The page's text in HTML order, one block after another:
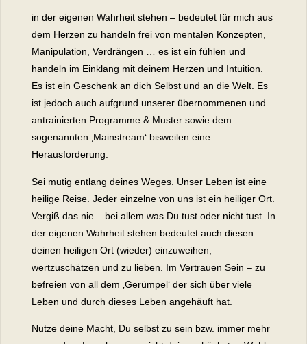
in der eigenen Wahrheit stehen – bedeutet für mich aus
dem Herzen zu handeln frei von mentalen Konzepten,
Manipulation, Verdrängen … es ist ein fühlen und
handeln im Einklang mit deinem Herzen und Intuition.
Es ist ein Geschenk an dich Selbst und an die Welt. Es
ist jedoch auch aufgrund unserer übernommenen und
antrainierten Programme & Muster sowie dem
sogenannten ‚Mainstream‘ bisweilen eine
Herausforderung.
Sei mutig entlang deines Weges. Unser Leben ist eine
heilige Reise. Jeder einzelne von uns ist ein heiliger Ort.
Vergiß das nie – bei allem was Du tust oder nicht tust. In
der eigenen Wahrheit stehen bedeutet auch diesen
deinen heiligen Ort (wieder) einzuweihen,
wertzuschätzen und zu lieben. Im Vertrauen Sein – zu
befreien von all dem ‚Gerümpel‘ der sich über viele
Leben und durch dieses Leben angehäuft hat.
Nutze deine Macht, Du selbst zu sein bzw. immer mehr